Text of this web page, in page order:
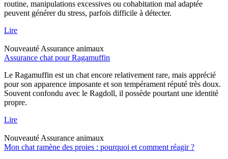
routine, manipulations excessives ou cohabitation mal adaptée
peuvent générer du stress, parfois difficile à détecter.
Lire
Nouveauté Assurance animaux
Assurance chat pour Ragamuffin
Le Ragamuffin est un chat encore relativement rare, mais apprécié
pour son apparence imposante et son tempérament réputé très doux.
Souvent confondu avec le Ragdoll, il possède pourtant une identité
propre.
Lire
Nouveauté Assurance animaux
Mon chat ramène des proies : pourquoi et comment réagir ?